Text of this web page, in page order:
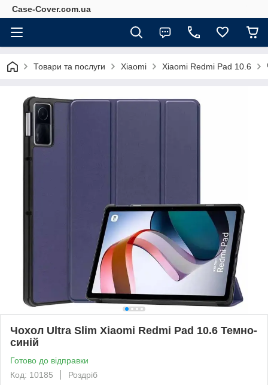
Case-Cover.com.ua
Товари та послуги Xiaomi Xiaomi Redmi Pad 10.6
Чохол Ultra Slim Xiaomi Redmi Pad 10.6 Темно-
синій
Готово до відправки
Код: 10185
Роздріб